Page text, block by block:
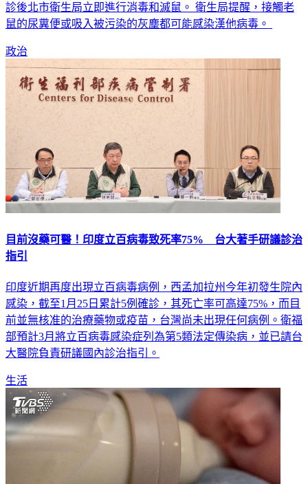
診後北市衛生局立即進行消毒和滅鼠。 衛生局提醒，接觸老
鼠的尿糞便或吸入被污染的灰塵都可能感染漢他病毒。
政治
目前沒藥可醫！印度立百病毒致死率75% 台大著手研議診治
指引
印度近期再度出現立百病毒病例，西孟加拉州今年初發生院內
感染，截至1月25日累計5例確診，其死亡率可高達75%，而目
前並無核准的治療藥物或疫苗，台灣尚未出現任何病例。衛福
部預計3月將立百病毒感染症列為第5類法定傳染病，並已請台
大醫院負責研議國內診治指引。
生活